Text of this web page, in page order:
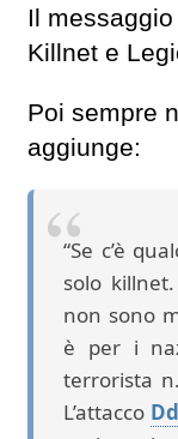
Il
Killnet e
Poi sempre
aggiunge:
“Se c’è
solo
non sono
è per i
terrorista
L’attacco